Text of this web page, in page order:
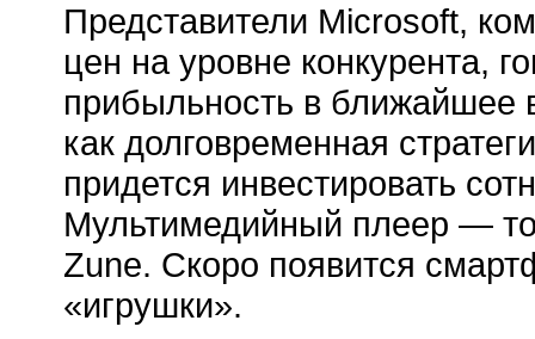
Представители Microsoft,
цен на уровне конкурента,
прибыльность в
как долговременная
придется инвестировать
Мультимедийный плеер —
Zune. Скоро появится
«игрушки».